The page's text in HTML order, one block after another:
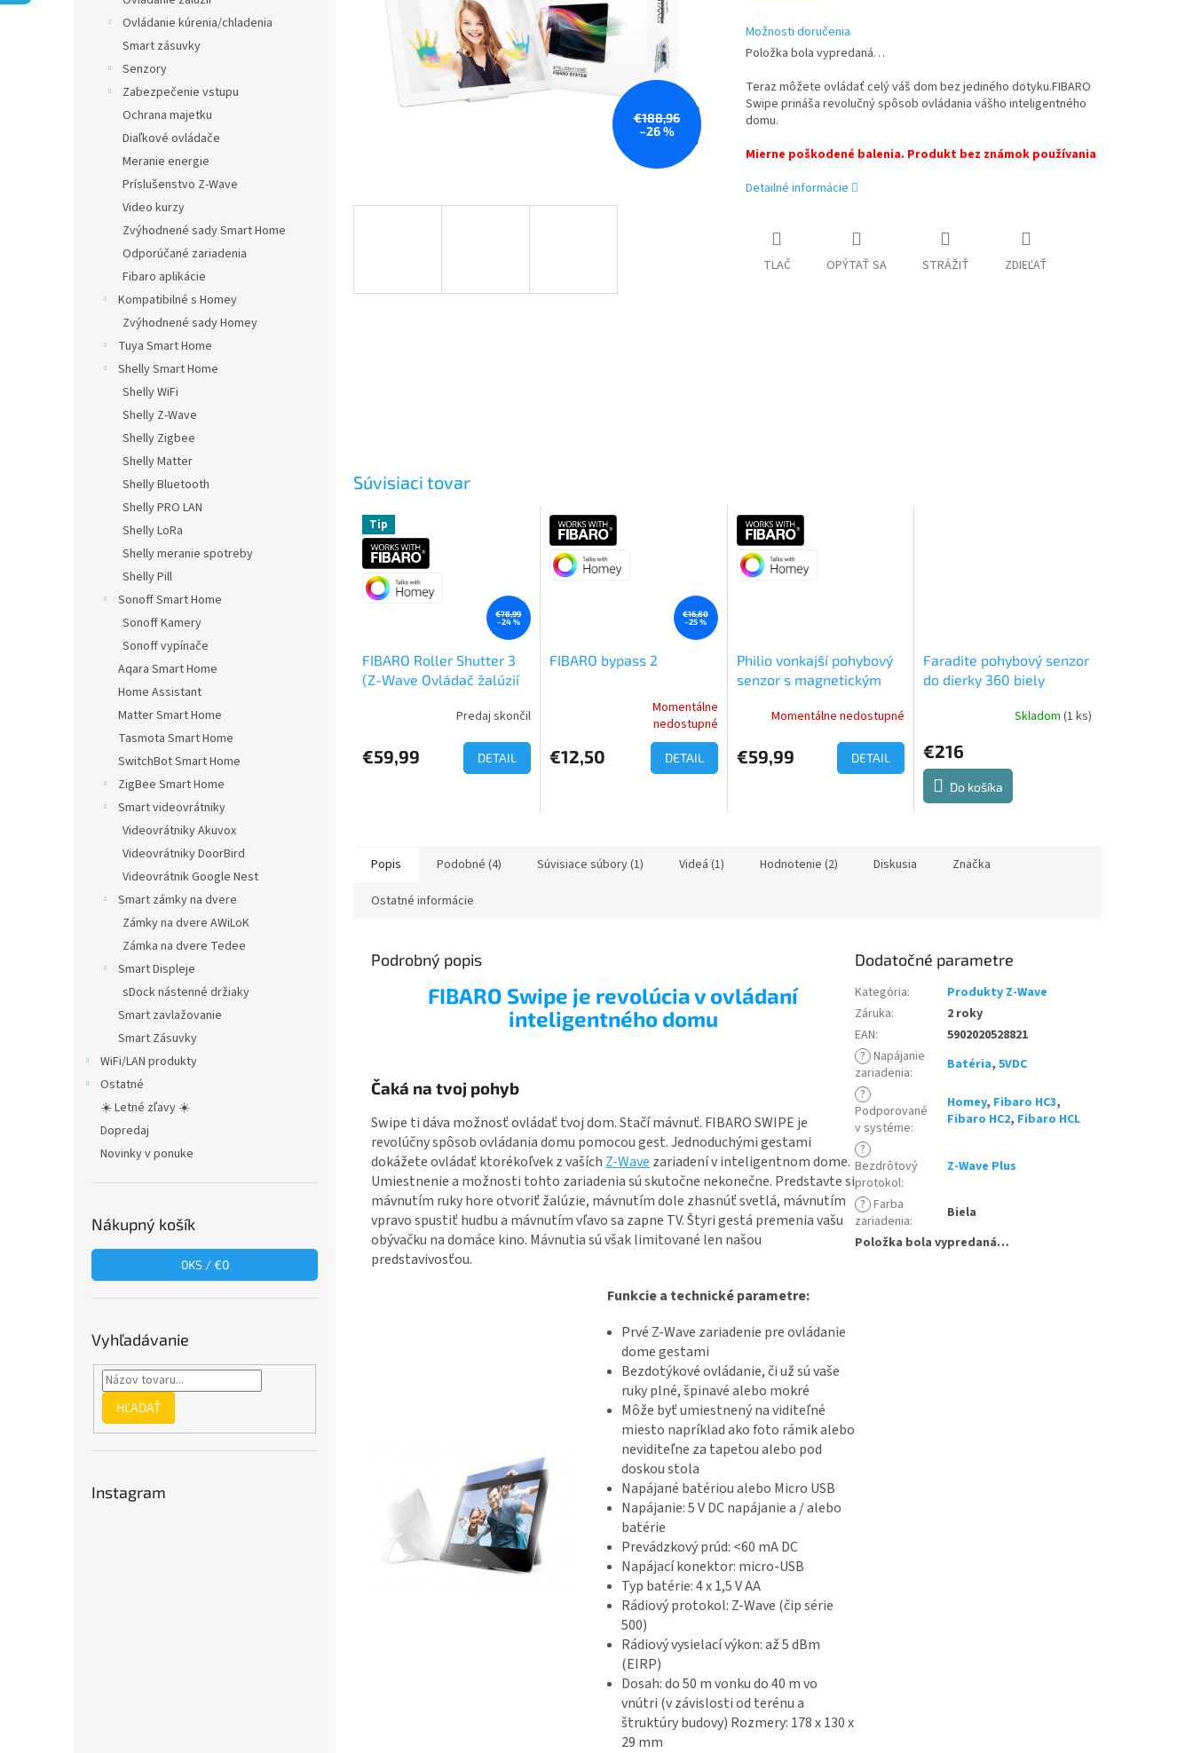
Ovládanie kúrenia/chladenia
Smart zásuvky
Senzory
Zabezpečenie vstupu
Ochrana majetku
Diaľkové ovládače
Meranie energie
Príslušenstvo Z-Wave
Video kurzy
Zvýhodnené sady Smart Home
Odporúčané zariadenia
Fibaro aplikácie
Kompatibilné s Homey
Zvýhodnené sady Homey
Tuya Smart Home
Shelly Smart Home
Shelly WiFi
Shelly Z-Wave
Shelly Zigbee
Shelly Matter
Shelly Bluetooth
Shelly PRO LAN
Shelly LoRa
Shelly meranie spotreby
Shelly Pill
Sonoff Smart Home
Sonoff Kamery
Sonoff vypínače
Aqara Smart Home
Home Assistant
Matter Smart Home
Tasmota Smart Home
SwitchBot Smart Home
ZigBee Smart Home
Smart videovrátniky
Videovrátniky Akuvox
Videovrátniky DoorBird
Videovrátnik Google Nest
Smart zámky na dvere
Zámky na dvere AWiLoK
Zámka na dvere Tedee
Smart Displeje
sDock nástenné držiaky
Smart zavlažovanie
Smart Zásuvky
WiFi/LAN produkty
Ostatné
☀️ Letné zľavy ☀️
Dopredaj
Novinky v ponuke
Nákupný košík
0KS /€0
Vyhľadávanie
HĽADAŤ
Instagram
€188,96
–26 %
Možnosti doručenia
Položka bola vypredaná…
Teraz môžete ovládať celý váš dom bez jediného dotyku.FIBARO
Swipe prináša revolučný spôsob ovládania vášho inteligentného
domu.
Mierne poškodené balenia. Produkt bez známok používania
Detailné informácie
TLAČ OPÝTAŤ SA STRÁŽIŤ ZDIEĽAŤ
Súvisiaci tovar
Tip
€78,99
–24 %
FIBARO Roller Shutter 3
(Z-Wave Ovládač žalúzií
produktu
je
Predaj skončil
€59,99 DETAIL
€16,80
–25 %
FIBARO bypass 2
produktu
je
Momentálne
nedostupné
€12,50 DETAIL
Philio vonkajší pohybový
senzor s magnetickým
Momentálne nedostupné
€59,99 DETAIL
Faradite pohybový senzor
do dierky 360 biely
Skladom (1 ks)
€216
Do košíka
Popis Podobné (4) Súvisiace súbory (1) Videá (1) Hodnotenie (2) Diskusia Značka
Ostatné informácie
Podrobný popis
FIBARO Swipe je revolúcia v ovládaní
inteligentného domu
Čaká na tvoj pohyb
Swipe ti dáva možnosť ovládať tvoj dom. Stačí mávnuť. FIBARO SWIPE je
revolúčny spôsob ovládania domu pomocou gest. Jednoduchými gestami
dokážete ovládať ktorékoľvek z vaších Z-Wave zariadení v inteligentnom dome.
Umiestnenie a možnosti tohto zariadenia sú skutočne nekonečne. Predstavte si
mávnutím ruky hore otvoriť žalúzie, mávnutím dole zhasnúť svetlá, mávnutím
vpravo spustiť hudbu a mávnutím vľavo sa zapne TV. Štyri gestá premenia vašu
obývačku na domáce kino. Mávnutia sú však limitované len našou
predstavivosťou.
Funkcie a technické parametre:
Prvé Z-Wave zariadenie pre ovládanie
dome gestami
Bezdotýkové ovládanie, či už sú vaše
ruky plné, špinavé alebo mokré
Môže byť umiestnený na viditeľné
miesto napríklad ako foto rámik alebo
neviditeľne za tapetou alebo pod
doskou stola
Napájané batériou alebo Micro USB
Napájanie: 5 V DC napájanie a / alebo
batérie
Prevádzkový prúd: <60 mA DC
Napájací konektor: micro-USB
Typ batérie: 4 x 1,5 V AA
Rádiový protokol: Z-Wave (čip série
500)
Rádiový vysielací výkon: až 5 dBm
(EIRP)
Dosah: do 50 m vonku do 40 m vo
vnútri (v závislosti od terénu a
štruktúry budovy) Rozmery: 178 x 130 x
29 mm
Dodatočné parametre
Kategória:
Produkty Z-Wave
Záruka:
2 roky
EAN:
5902020528821
? Napájanie
zariadenia: Batéria,5VDC
?
Podporované
v systéme:
Homey, Fibaro HC3,
Fibaro HC2, Fibaro HCL
?
Bezdrôtový
protokol:
Z-Wave Plus
? Farba
zariadenia:
Biela
Položka bola vypredaná…